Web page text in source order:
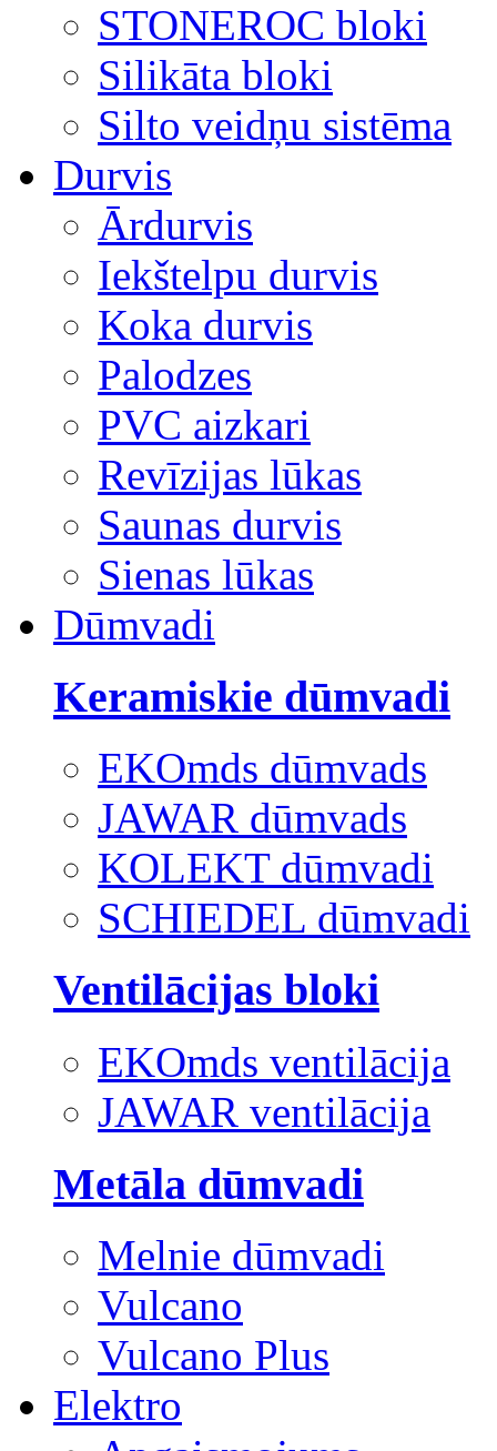
STONEROC bloki
Silikāta bloki
Silto veidņu sistēma
Durvis
Ārdurvis
Iekštelpu durvis
Koka durvis
Palodzes
PVC aizkari
Revīzijas lūkas
Saunas durvis
Sienas lūkas
Dūmvadi
Keramiskie dūmvadi
EKOmds dūmvads
JAWAR dūmvads
KOLEKT dūmvadi
SCHIEDEL dūmvadi
Ventilācijas bloki
EKOmds ventilācija
JAWAR ventilācija
Metāla dūmvadi
Melnie dūmvadi
Vulcano
Vulcano Plus
Elektro